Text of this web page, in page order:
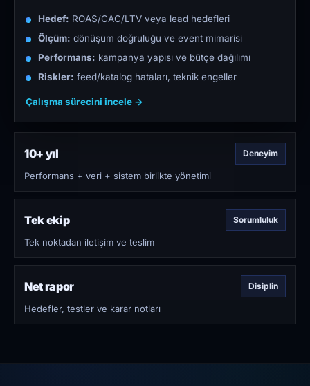
Hedef: ROAS/CAC/LTV veya lead hedefleri
Ölçüm: dönüşüm doğruluğu ve event mimarisi
Performans: kampanya yapısı ve bütçe dağılımı
Riskler: feed/katalog hataları, teknik engeller
Çalışma sürecini incele →
10+ yıl Deneyim
Performans + veri + sistem birlikte yönetimi
Tek ekip Sorumluluk
Tek noktadan iletişim ve teslim
Net rapor Disiplin
Hedefler, testler ve karar notları